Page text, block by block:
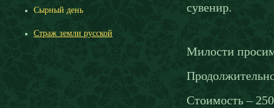
Сырный день
Страж земли русской
сувенир.
Милости
Стоимость –